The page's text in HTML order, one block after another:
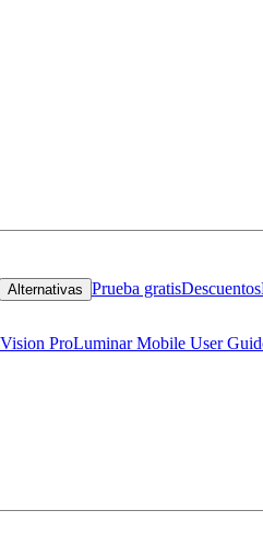
Alternativas Prueba gratisDescuentos
ProLuminar Mobile User